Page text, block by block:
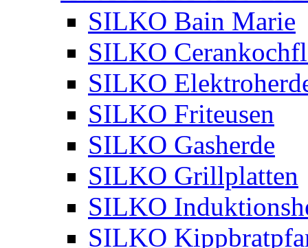
SILKO Bain Marie
SILKO
SILKO
SILKO Friteusen
SILKO Gasherde
SILKO Grillplatten
SILKO
SILKO